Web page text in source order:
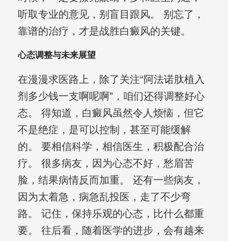
听取专业的意见，别盲目跟风。 别忘了，
靠谱的治疗，才是战胜白癜风的关键。
心态调整与未来展望
在漫漫求医路上，除了关注“阿法诺肽植入
剂多少钱一支啊呢啊”，咱们还得调整好心
态。 得知道，白癜风虽然令人烦恼，但它
不是绝症，是可以控制，甚至可能缓解
的。 要相信科学，相信医生，积极配合治
疗。 很多病友，因为心态不好，愁眉苦
脸，结果病情反而加重。 还有一些病友，
因为太着急，病急乱投医，走了不少弯
路。 记住，保持乐观的心态，比什么都重
要。 往后看，随着医学的进步，会有越来